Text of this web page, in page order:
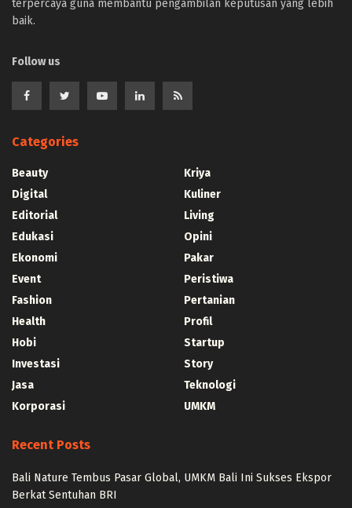
terpercaya guna membantu pengambilan keputusan yang lebih
baik.
Follow us
Categories
Beauty
Digital
Editorial
Edukasi
Ekonomi
Event
Fashion
Health
Hobi
Investasi
Jasa
Korporasi
Kriya
Kuliner
Living
Opini
Pakar
Peristiwa
Pertanian
Profil
Startup
Story
Teknologi
UMKM
Recent Posts
Bali Nature Tembus Pasar Global, UMKM Bali Ini Sukses Ekspor
Berkat Sentuhan BRI